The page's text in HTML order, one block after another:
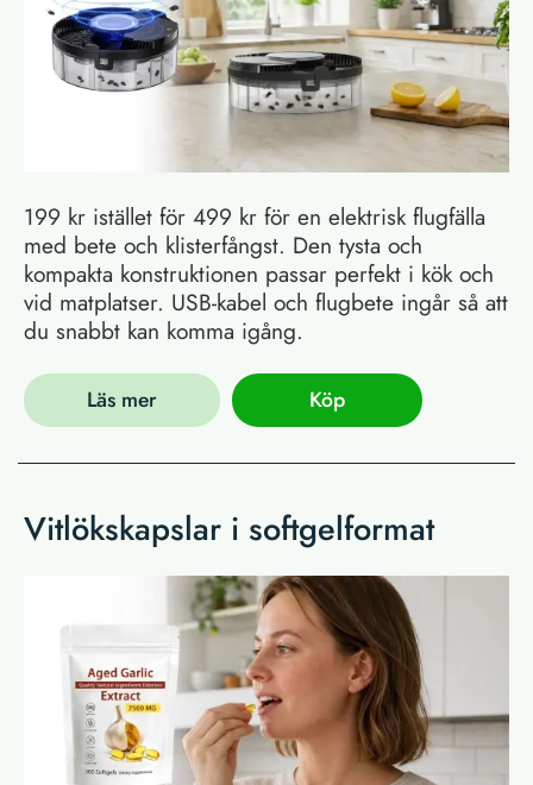
199 kr istället för 499 kr för en elektrisk flugfälla
med bete och klisterfångst. Den tysta och
kompakta konstruktionen passar perfekt i kök och
vid matplatser. USB-kabel och flugbete ingår så att
du snabbt kan komma igång.
Läs mer Köp
Vitlökskapslar i softgelformat